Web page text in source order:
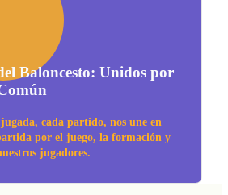
Baloncesto: Unidos por
cada partido, nos une en
por el juego, la formación y
jugadores.